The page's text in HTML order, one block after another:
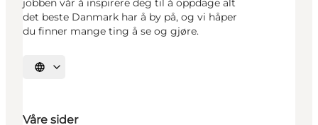
jobben vår å inspirere deg til å oppdage alt
det beste Danmark har å by på, og vi håper
du finner mange ting å se og gjøre.
Velg språk
Våre sider